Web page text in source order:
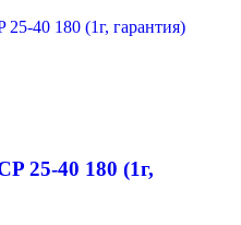
25-40 180 (1г,